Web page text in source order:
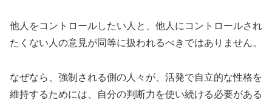
他人をコントロールしたい人と、他人にコントロールされ
たくない人の意見が同等に扱われるべきではありません。
なぜなら、強制される側の人々が、活発で自立的な性格を
維持するためには、自分の判断力を使い続ける必要がある